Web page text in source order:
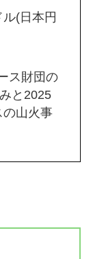
(日本円
ス財団の
と2025
山火事